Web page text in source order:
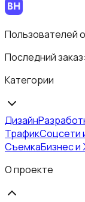
Пользователей
Последний заказ:
Категории
Дизайн
ТрафикСоцсети
СъемкаБизнес и
О проекте